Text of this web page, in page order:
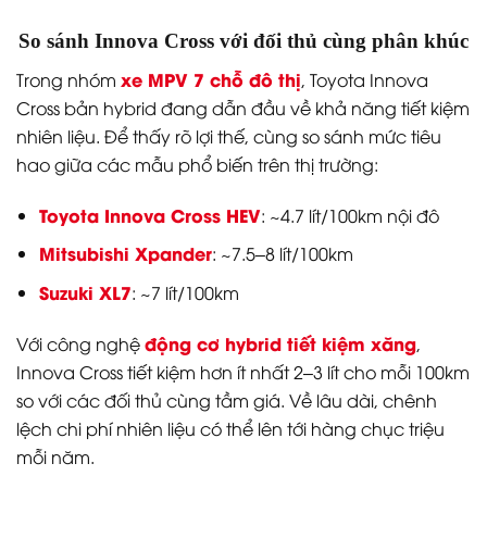
So sánh Innova Cross với đối thủ cùng phân khúc
Trong nhóm xe MPV 7 chỗ đô thị, Toyota Innova
Cross bản hybrid đang dẫn đầu về khả năng tiết kiệm
nhiên liệu. Để thấy rõ lợi thế, cùng so sánh mức tiêu
hao giữa các mẫu phổ biến trên thị trường:
Toyota Innova Cross HEV: ~4.7 lít/100km nội đô
Mitsubishi Xpander: ~7.5–8 lít/100km
Suzuki XL7: ~7 lít/100km
Với công nghệđộng cơ hybrid tiết kiệm xăng,
Innova Cross tiết kiệm hơn ít nhất 2–3 lít cho mỗi 100km
so với các đối thủ cùng tầm giá. Về lâu dài, chênh
lệch chi phí nhiên liệu có thể lên tới hàng chục triệu
mỗi năm.